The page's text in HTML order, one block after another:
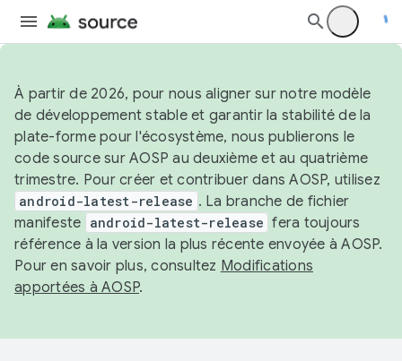
À partir de 2026, pour nous aligner sur notre modèle
de développement stable et garantir la stabilité de la
plate-forme pour l'écosystème, nous publierons le
code source sur AOSP au deuxième et au quatrième
trimestre. Pour créer et contribuer dans AOSP, utilisez
android-latest-release . La branche de fichier
manifeste android-latest-release fera toujours
référence à la version la plus récente envoyée à AOSP.
Pour en savoir plus, consultez Modifications
apportées à AOSP.